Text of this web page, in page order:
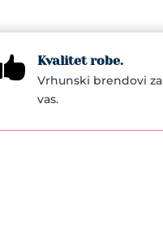
 Kvalitet robe.
Vrhunski brendovi za
vas.